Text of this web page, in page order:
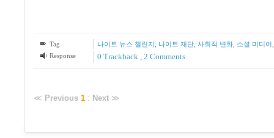
Tag 나이트 뉴스 챌린지 나이트 재단, 사회적 변화, 소셜 미디어
Response
0 Trackback , 2 Comments
≪ Previous 1 : Next ≫